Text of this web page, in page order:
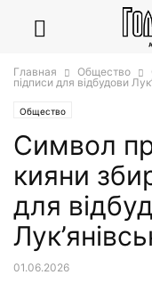
Главная Общество
підписи для відбудови
Общество
Символ
кияни
для
01.06.2026